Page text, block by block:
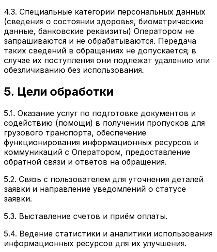
4.3. Специальные категории персональных данных
(сведения о состоянии здоровья, биометрические
данные, банковские реквизиты) Оператором не
запрашиваются и не обрабатываются. Передача
таких сведений в обращениях не допускается; в
случае их поступления они подлежат удалению или
обезличиванию без использования.
5. Цели обработки
5.1. Оказание услуг по подготовке документов и
содействию (помощи) в получении пропусков для
грузового транспорта, обеспечение
функционирования информационных ресурсов и
коммуникаций с Оператором, предоставление
обратной связи и ответов на обращения.
5.2. Связь с пользователем для уточнения деталей
заявки и направление уведомлений о статусе
заявки.
5.3. Выставление счетов и приём оплаты.
5.4. Ведение статистики и аналитики использования
информационных ресурсов для их улучшения.